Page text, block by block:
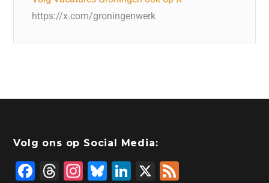
https://x.com/groningenwerk
Volg ons op Social Media:
F
T
In Bl
Li X